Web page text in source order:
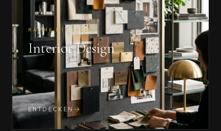
RÄUME MIT SEELE
Interior Design
ENTDECKEN